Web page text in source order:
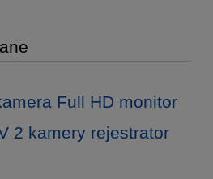
Full HD monitor
2 kamery rejestrator